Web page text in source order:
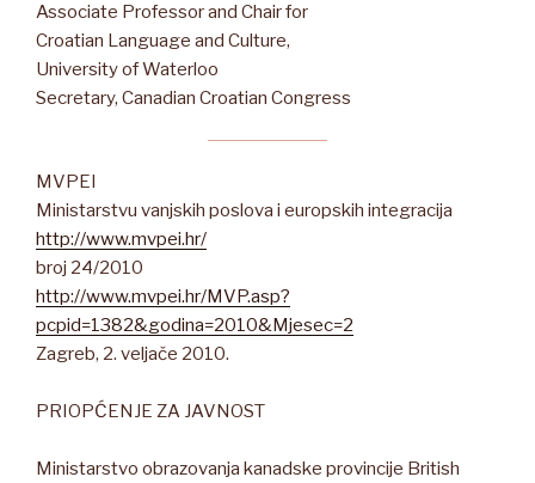
Associate Professor and Chair for
Croatian Language and Culture,
University of Waterloo
Secretary, Canadian Croatian Congress
MVPEI
Ministarstvu vanjskih poslova i europskih integracija
http://www.mvpei.hr/
broj 24/2010
http://www.mvpei.hr/MVP.asp?
pcpid=1382&godina=2010&Mjesec=2
Zagreb, 2. veljače 2010.
PRIOPĆENJE ZA JAVNOST
Ministarstvo obrazovanja kanadske provincije British